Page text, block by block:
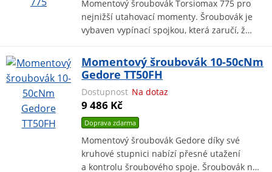
Momentový šroubovák Torsiomax 775 pro
nejnižší utahovací momenty. Šroubovák je
vybaven vypínací spojkou, která zaručí, ž…
Momentový šroubovák 10-50cNm
Gedore TT50FH
Dostupnost Na dotaz
9 486 Kč
Doprava zdarma
Momentový šroubovák Gedore díky své
kruhové stupnici nabízí přesné utažení
a kontrolu šroubového spoje. Šroubovák n…